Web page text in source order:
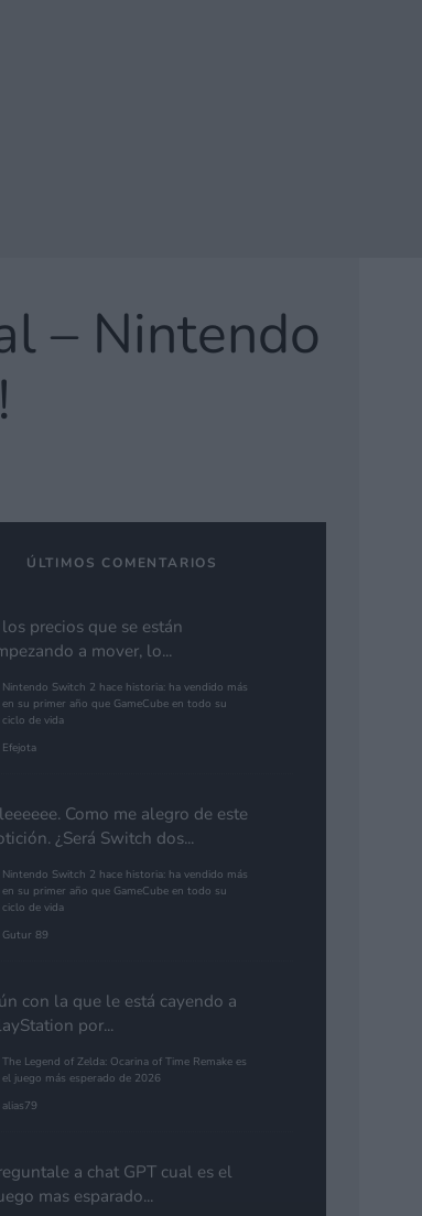
– Nintendo
ÚLTIMOS COMENTARIOS
precios que se están
a mover, lo...
Nintendo Switch 2 hace historia: ha vendido más
en su primer año que GameCube en todo su
ciclo de vida
Efejota
Como me alegro de este
¿Será Switch dos...
Nintendo Switch 2 hace historia: ha vendido más
en su primer año que GameCube en todo su
ciclo de vida
Gutur 89
con la que le está cayendo a
por...
The Legend of Zelda: Ocarina of Time Remake es
el juego más esperado de 2026
alias79
a chat GPT cual es el
mas esparado...